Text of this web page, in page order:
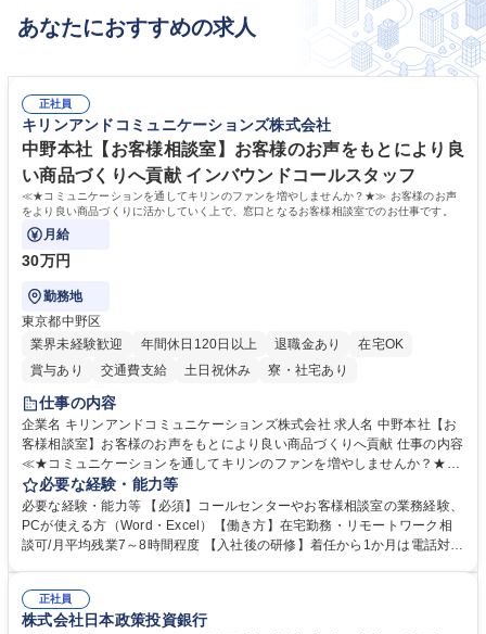
調整 ※無理な売込みはありません！ ※次回アポイントでの商談は、専任
担当(クローザー)に引き継ぐので、未経験の方でも安心です！ 募集職種
【名古屋/営業】中央出版G★第二新卒歓迎/転勤無/研修充実/インセンティ
あなたにおすすめの求人
正社員
キリンアンドコミュニケーションズ株式会社
中野本社【お客様相談室】お客様のお声をもとにより良
い商品づくりへ貢献 インバウンドコールスタッフ
≪★コミュニケーションを通してキリンのファンを増やしませんか？★≫ お客様のお声
をより良い商品づくりに活かしていく上で、窓口となるお客様相談室でのお仕事です。
月給
30万円
勤務地
東京都中野区
業界未経験歓迎
年間休日120日以上 退職金あり
在宅OK
賞与あり
交通費支給 土日祝休み 寮・社宅あり
仕事の内容
企業名 キリンアンドコミュニケーションズ株式会社 求人名 中野本社【お
客様相談室】お客様のお声をもとにより良い商品づくりへ貢献 仕事の内容
≪★コミュニケーションを通してキリンのファンを増やしませんか？★≫
お客様のお声をより良い商品づくりに活かしていく上で、窓口となるお客
様相談室でのお仕事です。 日々お客様からいただくキリングループへのご
意見を、企業活動に活かしています。お客様からの声に迅速かつ誠意をも
って対応、情報提供するとともにグループ内活動に反映しています。 【具
平均100件前後■メール・手紙：同上40件前後 募集職種 中野本社【お客様
相談室】お客様のお声をもとにより良い商品づくりへ貢献
必要な経験・能力等
必要な経験・能力等 【必須】コールセンターやお客様相談室の業務経験、
PCが使える方（Word・Excel）【働き方】在宅勤務・リモートワーク相
談可/月平均残業7～8時間程度 【入社後の研修】着任から1か月は電話対応
すのでご安心ください。 【当社について】キリングループの広報機能を担
う会社として、お客様との出会いを大切にし、磨き上げたホスピタリティ
正社員
株式会社日本政策投資銀行